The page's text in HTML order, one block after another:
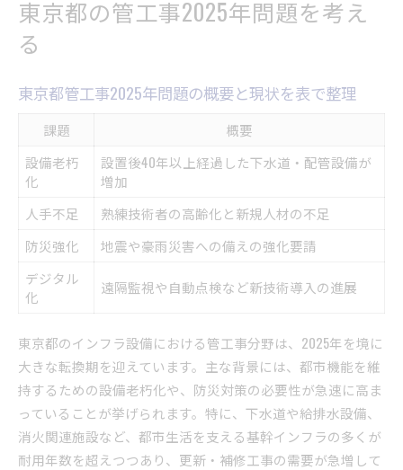
現場で進む老朽化対策の管工事手法を比較表で
東京都の管工事が支える都市インフラの安全性
老朽化インフラへの管工事現場の工夫と挑戦
管工事現場で活躍する最新設備の特徴
未来を支える東京都インフラ設備の新戦略
東京都インフラ設備の新戦略と管工事の役割を
一覧表で紹介
未来志向の管工事が生み出す都市の変化
新戦略で注目されるインフラ設備の進化
管工事が担う東京インフラ政策の最前線
東京インフラ政策と管工事の連携状況を表形式
で整理
政策の最前線で活躍する管工事の現状
インフラ政策における管工事の注目ポイント
東京都の管工事2025年問題を考え
る
東京都管工事2025年問題の概要と現状を表で整理
課題
概要
設備老朽
化
設置後40年以上経過した下水道・配管設備が
増加
人手不足
熟練技術者の高齢化と新規人材の不足
防災強化
地震や豪雨災害への備えの強化要請
デジタル
化
遠隔監視や自動点検など新技術導入の進展
東京都のインフラ設備における管工事分野は、2025年を境に
大きな転換期を迎えています。主な背景には、都市機能を維
持するための設備老朽化や、防災対策の必要性が急速に高ま
っていることが挙げられます。特に、下水道や給排水設備、
消火関連施設など、都市生活を支える基幹インフラの多くが
耐用年数を超えつつあり、更新・補修工事の需要が急増して